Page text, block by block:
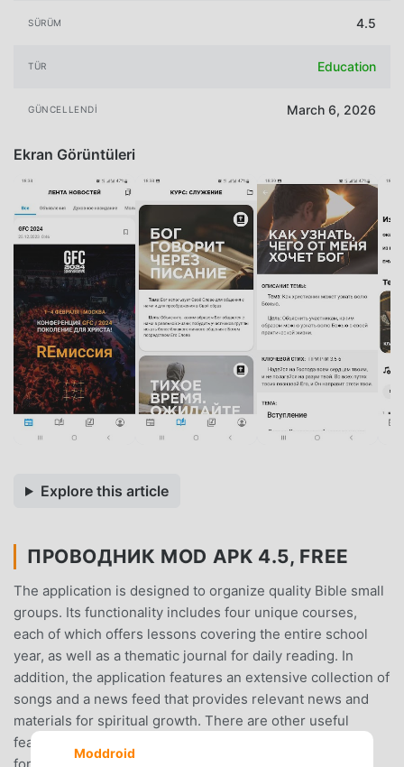
SÜRÜM 4.5
TÜR Education
GÜNCELLENDI March 6, 2026
Ekran Görüntüleri
Explore this article
ПРОВОДНИК MOD APK 4.5, FREE
The application is designed to organize quality Bible small
groups. Its functionality includes four unique courses,
each of which offers lessons covering the entire school
year, as well as a thematic journal for daily reading. In
addition, the application features an extensive collection of
songs and a news feed that provides relevant news and
materials for spiritual growth. There are other useful
features available that make the application more useful
Moddroid